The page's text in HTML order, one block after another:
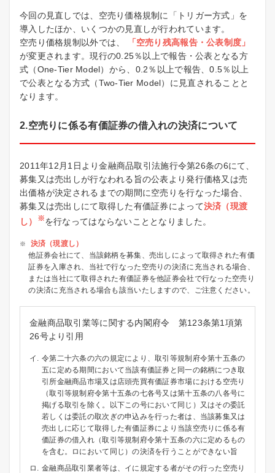
今回の見直しでは、空売り価格規制に「トリガー方式」を
導入したほか、いくつかの見直しが行われています。
空売り価格規制以外では、
「空売り残高報告・公表制度」
が変更されます。現行の0.25％以上で報告・公表となる方
式（One-Tier Model）から、0.2％以上で報告、0.5％以上
で公表となる方式（Two-Tier Model）に見直されることと
なります。
2.空売りに係る有価証券の借入れの決済について
2011年12月1日より金融商品取引法施行令第26条の6にて、
募集又は売出しが行なわれる旨の公表より発行価格又は売
出価格が決定されるまでの期間に空売りを行なった場合、
募集又は売出しにて取得した有価証券によって決済（現渡
し）
※を行なってはならないこととなりました。
決済（現渡し）
他証券会社にて、当該銘柄を募集、売出しによって取得された有価
証券を入庫され、当社で行なった空売りの決済に充当される場合、
または当社にて取得された有価証券を他証券会社で行なった空売り
の決済に充当される場合も該当いたしますので、ご注意ください。
金融商品取引業等に関する内閣府令 第123条第1項第
26号より引用
イ. 令第二十六条の六の規定により、取引等規制府令第十五条の
五に定める期間において当該有価証券と同一の銘柄につき取
引所金融商品市場又は店頭売買有価証券市場における空売り
（取引等規制府令第十五条の七各号又は第十五条の八各号に
掲げる取引を除く。以下この号において同じ）又はその委託
若しくは委託の取次ぎの申込みを行った者は、当該募集又は
売出しに応じて取得した有価証券により当該空売りに係る有
価証券の借入れ（取引等規制府令第十五条の六に定めるもの
を含む。ロにおいて同じ）の決済を行うことができない旨
ロ. 金融商品取引業者等は、イに規定する者がその行った空売り